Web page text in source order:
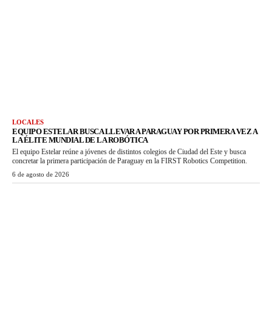
LOCALES
EQUIPO ESTELAR BUSCA LLEVAR A PARAGUAY POR PRIMERA VEZ A
LA ÉLITE MUNDIAL DE LA ROBÓTICA
El equipo Estelar reúne a jóvenes de distintos colegios de Ciudad del Este y busca
concretar la primera participación de Paraguay en la FIRST Robotics Competition.
6 de agosto de 2026